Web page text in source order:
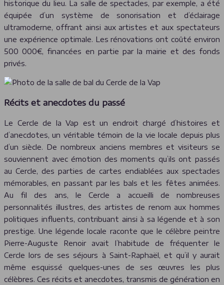
historique du lieu. La salle de spectacles, par exemple, a été
équipée d’un système de sonorisation et d’éclairage
ultramoderne, offrant ainsi aux artistes et aux spectateurs
une expérience optimale. Les rénovations ont coûté environ
500 000€, financées en partie par la mairie et des fonds
privés.
Récits et anecdotes du passé
Le Cercle de la Vap est un endroit chargé d’histoires et
d’anecdotes, un véritable témoin de la vie locale depuis plus
d’un siècle. De nombreux anciens membres et visiteurs se
souviennent avec émotion des moments qu’ils ont passés
au Cercle, des parties de cartes endiablées aux spectacles
mémorables, en passant par les bals et les fêtes animées.
Au fil des ans, le Cercle a accueilli de nombreuses
personnalités illustres, des artistes de renom aux hommes
politiques influents, contribuant ainsi à sa légende et à son
prestige. Une légende locale raconte que le célèbre peintre
Pierre-Auguste Renoir avait l’habitude de fréquenter le
Cercle lors de ses séjours à Saint-Raphaël, et qu’il y aurait
même esquissé quelques-unes de ses œuvres les plus
célèbres. Ces récits et anecdotes, transmis de génération en